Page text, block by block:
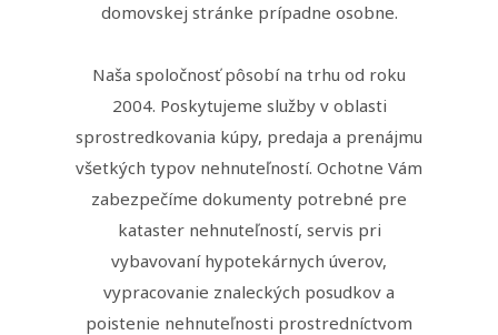
domovskej stránke prípadne osobne.
Naša spoločnosť pôsobí na trhu od roku
2004. Poskytujeme služby v oblasti
sprostredkovania kúpy, predaja a prenájmu
všetkých typov nehnuteľností. Ochotne Vám
zabezpečíme dokumenty potrebné pre
kataster nehnuteľností, servis pri
vybavovaní hypotekárnych úverov,
vypracovanie znaleckých posudkov a
poistenie nehnuteľnosti prostredníctvom